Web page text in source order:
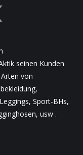
seinen Kunden
von
Sport-BHs,
usw .